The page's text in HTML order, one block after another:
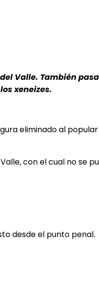
Valle. También
xeneizes.
eliminado al
con el cual no se
desde el punto penal.